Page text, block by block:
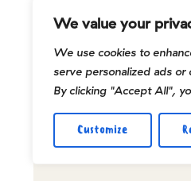
We value your
We use cookies to
serve personalized ads
By clicking "Accept All",
Customize